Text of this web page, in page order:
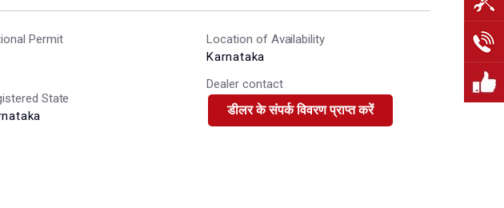
Permit
Location of Availability
Karnataka
State
Dealer contact
डीलर के संपर्क विवरण प्राप्त करें